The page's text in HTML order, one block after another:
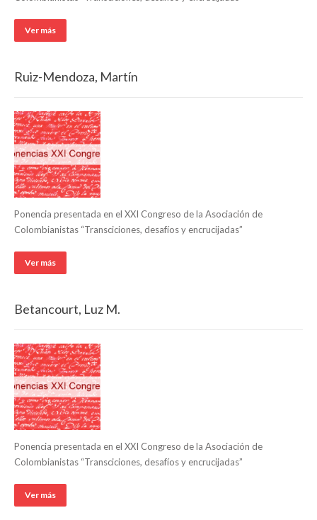
Ver más
Ruiz-Mendoza, Martín
Ponencia presentada en el XXI Congreso de la Asociación de
Colombianistas “Transciciones, desafíos y encrucijadas”
Ver más
Betancourt, Luz M.
Ponencia presentada en el XXI Congreso de la Asociación de
Colombianistas “Transciciones, desafíos y encrucijadas”
Ver más